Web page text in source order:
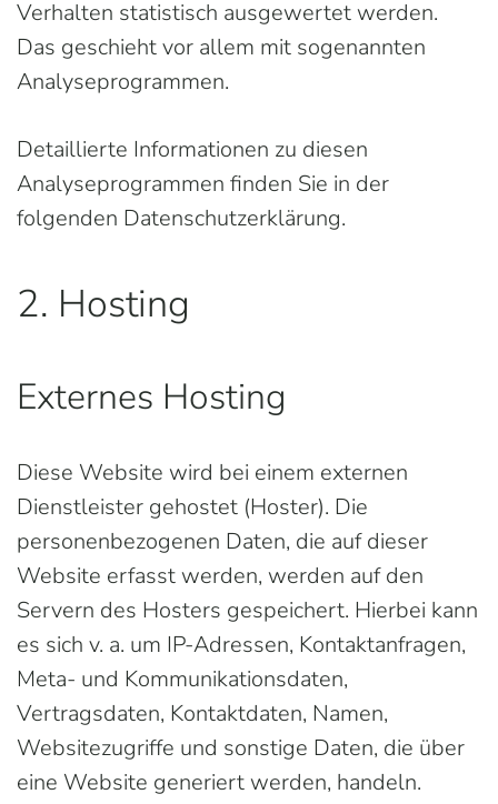
Verhalten statistisch ausgewertet werden.
Das geschieht vor allem mit sogenannten
Analyseprogrammen.
Detaillierte Informationen zu diesen
Analyseprogrammen finden Sie in der
folgenden Datenschutzerklärung.
2. Hosting
Externes Hosting
Diese Website wird bei einem externen
Dienstleister gehostet (Hoster). Die
personenbezogenen Daten, die auf dieser
Website erfasst werden, werden auf den
Servern des Hosters gespeichert. Hierbei kann
es sich v. a. um IP-Adressen, Kontaktanfragen,
Meta- und Kommunikationsdaten,
Vertragsdaten, Kontaktdaten, Namen,
Websitezugriffe und sonstige Daten, die über
eine Website generiert werden, handeln.